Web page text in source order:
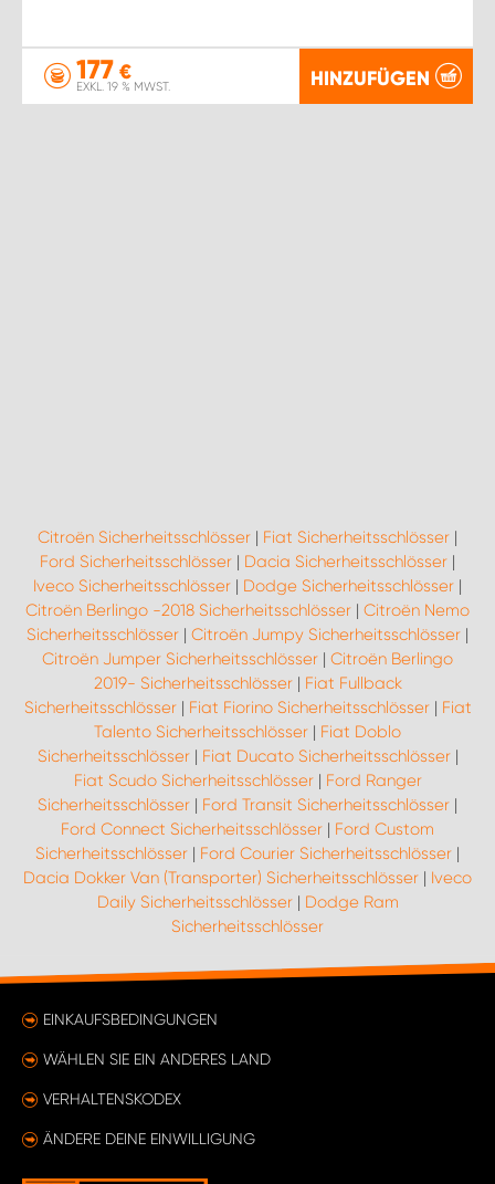
177 €
EXKL. 19 % MWST. HINZUFÜGEN
Citroën Sicherheitsschlösser | Fiat Sicherheitsschlösser |
Ford Sicherheitsschlösser | Dacia Sicherheitsschlösser |
Iveco Sicherheitsschlösser | Dodge Sicherheitsschlösser |
Citroën Berlingo -2018 Sicherheitsschlösser | Citroën Nemo
Sicherheitsschlösser | Citroën Jumpy Sicherheitsschlösser |
Citroën Jumper Sicherheitsschlösser | Citroën Berlingo
2019- Sicherheitsschlösser| Fiat Fullback
Sicherheitsschlösser| Fiat Fiorino Sicherheitsschlösser| Fiat
Talento Sicherheitsschlösser | Fiat Doblo
Sicherheitsschlösser| Fiat Ducato Sicherheitsschlösser|
Fiat Scudo Sicherheitsschlösser| Ford Ranger
Sicherheitsschlösser | Ford Transit Sicherheitsschlösser |
Ford Connect Sicherheitsschlösser | Ford Custom
Sicherheitsschlösser | Ford Courier Sicherheitsschlösser |
Dacia Dokker Van (Transporter) Sicherheitsschlösser | Iveco
Daily Sicherheitsschlösser| Dodge Ram
Sicherheitsschlösser
EINKAUFSBEDINGUNGEN
WÄHLEN SIE EIN ANDERES LAND
VERHALTENSKODEX
ÄNDERE DEINE EINWILLIGUNG